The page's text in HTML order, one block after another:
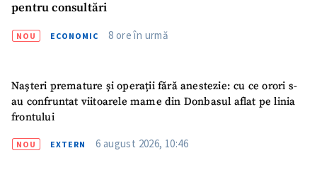
pentru consultări
NOU ECONOMIC 8 ore în urmă
Nașteri premature și operații fără anestezie: cu ce orori s-
au confruntat viitoarele mame din Donbasul aflat pe linia
frontului
NOU EXTERN 6 august 2026, 10:46